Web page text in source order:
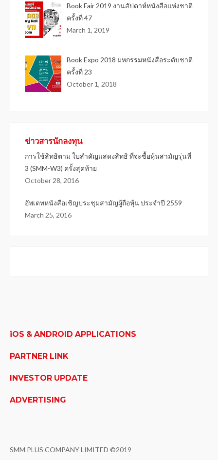
Book Fair 2019 งานสัปดาห์หนังสือแห่งชาติ
ครั้งที่ 47
March 1, 2019
Book Expo 2018 มหกรรมหนังสือระดับชาติ
ครั้งที่ 23
October 1, 2018
ข่าวสารนักลงทุน
การใช้สิทธิตาม ใบสำคัญแสดงสิทธิ ที่จะซื้อหุ้นสามัญรุ่นที่
3 (SMM-W3) ครั้งสุดท้าย
October 28, 2016
อัพเดทหนังสือเชิญประชุมสามัญผู้ถือหุ้น ประจำปี 2559
March 25, 2016
iOS & ANDROID APPLICATIONS
PARTNER LINK
INVESTOR UPDATE
ADVERTISING
SMM PLUS COMPANY LIMITED ©2019